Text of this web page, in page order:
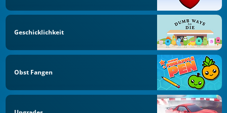
Geschicklichkeit
Obst Fangen